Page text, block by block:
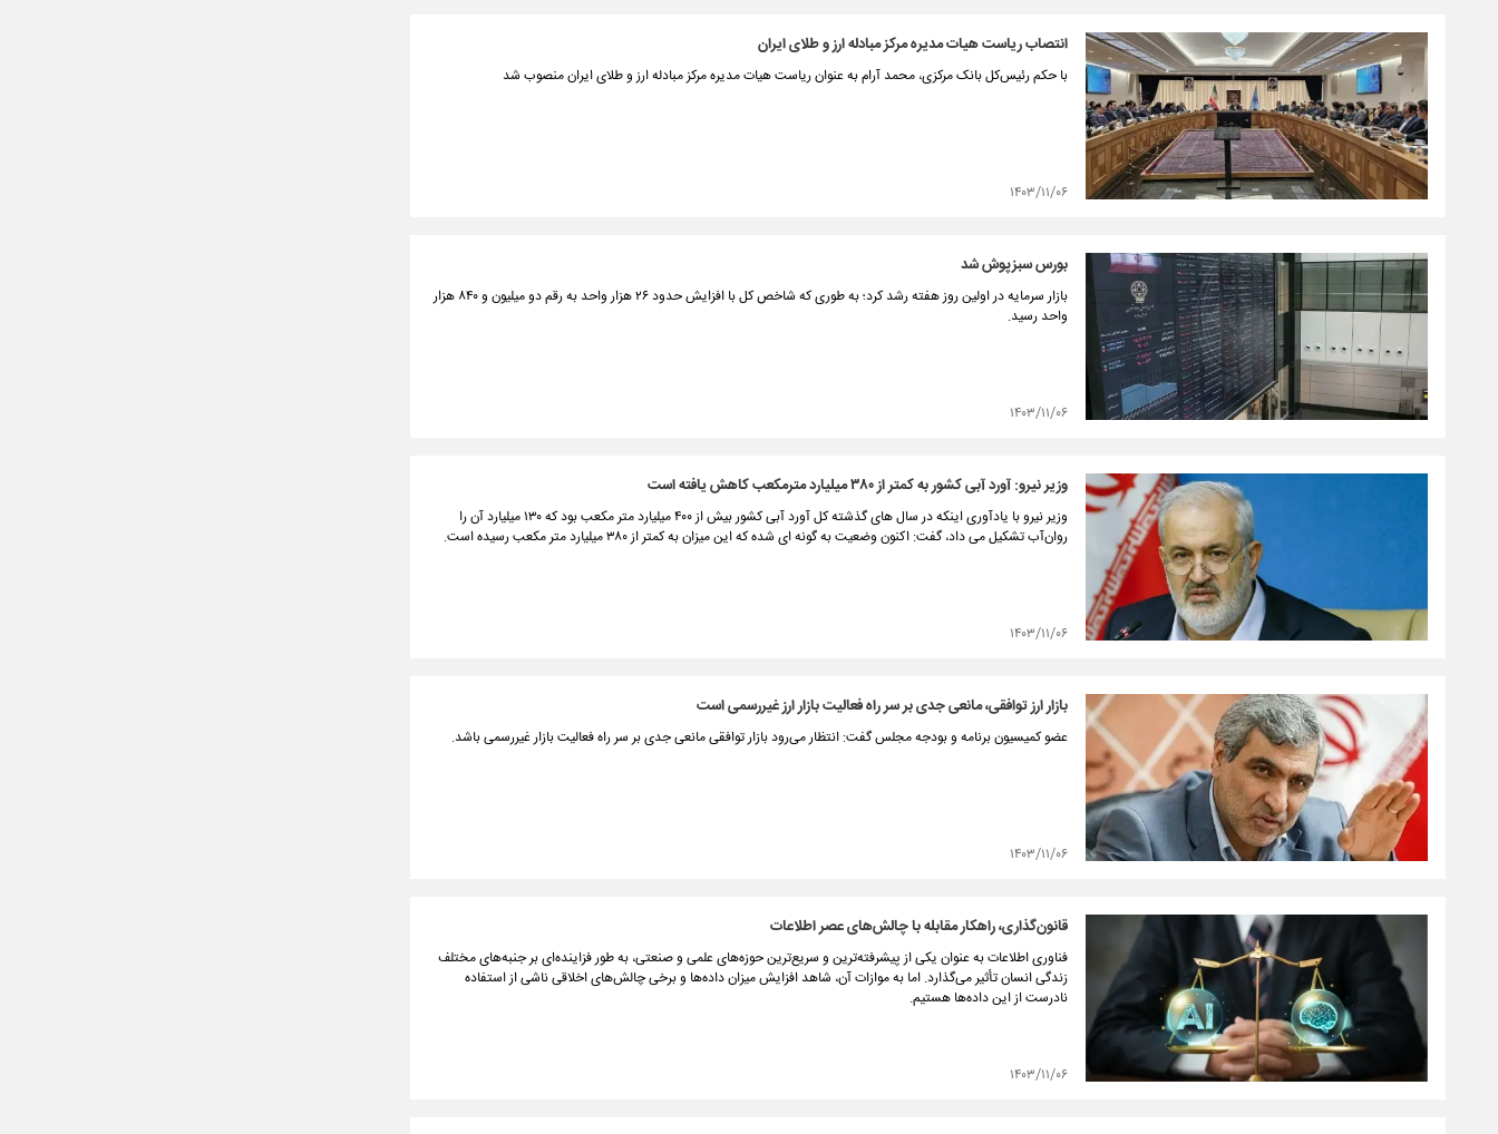
انتصاب ریاست هیات مدیره مرکز مبادله ارز و طلای ایران
با حکم رئیس‌کل بانک مرکزی، محمد آرام به عنوان ریاست هیات مدیره مرکز مبادله ارز و طلای ایران منصوب شد
۱۴۰۳/۱۱/۰۶
بورس سبزپوش شد
بازار سرمایه در اولین روز هفته رشد کرد؛ به طوری که شاخص کل با افزایش حدود ۲۶ هزار واحد به رقم دو میلیون و ۸۴۰ هزار
واحد رسید.
۱۴۰۳/۱۱/۰۶
وزیر نیرو: آورد آبی کشور به کمتر از ۳۸۰ میلیارد مترمکعب کاهش یافته است
وزیر نیرو با یادآوری اینکه در سال های گذشته کل آورد آبی کشور بیش از ۴۰۰ میلیارد متر مکعب بود که ۱۳۰ میلیارد آن را
روان‌آب تشکیل می داد، گفت:‌ اکنون وضعیت به گونه ای شده که این میزان به کمتر از ۳۸۰ میلیارد متر مکعب رسیده است.
۱۴۰۳/۱۱/۰۶
بازار ارز توافقی، مانعی جدی بر سر راه فعالیت بازار ارز غیررسمی است
عضو کمیسیون برنامه و بودجه مجلس گفت: انتظار می‌رود بازار توافقی مانعی جدی بر سر راه فعالیت بازار غیررسمی باشد.
۱۴۰۳/۱۱/۰۶
قانون‌گذاری، راهکار مقابله با چالش‌های عصر اطلاعات
فناوری اطلاعات به عنوان یکی از پیشرفته‌ترین و سریع‌ترین حوزه‌های علمی و صنعتی، به طور فزاینده‌ای بر جنبه‌های مختلف
زندگی انسان تأثیر می‌گذارد. اما به موازات آن، شاهد افزایش میزان داده‌ها و برخی چالش‌های اخلاقی ناشی از استفاده
نادرست از این داده‌ها هستیم.
۱۴۰۳/۱۱/۰۶